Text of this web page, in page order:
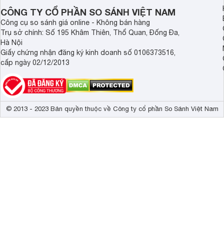
CÔNG TY CỔ PHẦN SO SÁNH VIỆT NAM
Công cụ so sánh giá online - Không bán hàng
Trụ sở chính: Số 195 Khâm Thiên, Thổ Quan, Đống Đa,
Hà Nội
Giấy chứng nhận đăng ký kinh doanh số 0106373516,
cấp ngày 02/12/2013
© 2013 - 2023 Bản quyền thuộc về Công ty cổ phần So Sánh Việt Nam